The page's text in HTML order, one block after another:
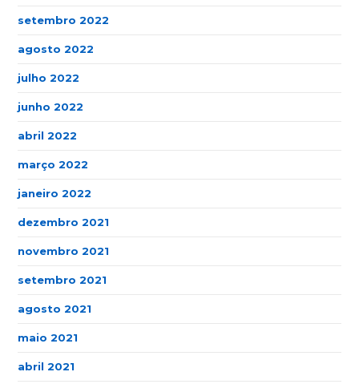
setembro 2022
agosto 2022
julho 2022
junho 2022
abril 2022
março 2022
janeiro 2022
dezembro 2021
novembro 2021
setembro 2021
agosto 2021
maio 2021
abril 2021